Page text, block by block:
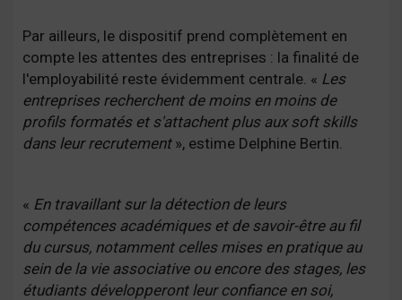
Par ailleurs, le dispositif prend complètement en
compte les attentes des entreprises : la finalité de
l'employabilité reste évidemment centrale. « Les
entreprises recherchent de moins en moins de
profils formatés et s'attachent plus aux soft skills
dans leur recrutement», estime Delphine Bertin.
« En travaillant sur la détection de leurs
compétences académiques et de savoir-être au fil
du cursus, notamment celles mises en pratique au
sein de la vie associative ou encore des stages, les
étudiants développeront leur confiance en soi,